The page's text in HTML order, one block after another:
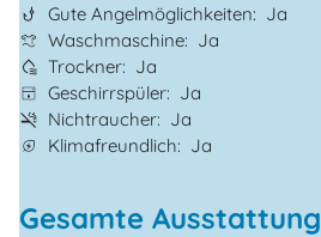
Gute Angelmöglichkeiten
Ja
Waschmaschine
Ja
Trockner
Ja
Geschirrspüler
Ja
Nichtraucher
Ja
Klimafreundlich
Ja
Gesamte Ausstattung